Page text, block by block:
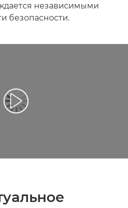
независимыми
безопасности.
Воспроизведение видео